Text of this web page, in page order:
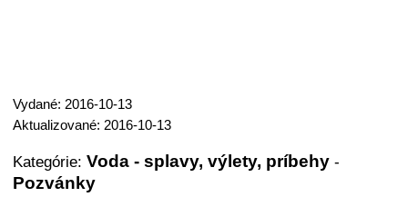
Vydané: 2016-10-13
Aktualizované: 2016-10-13
Kategórie: Voda - splavy, výlety, príbehy -
Pozvánky